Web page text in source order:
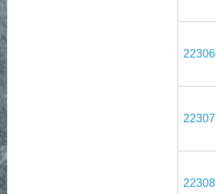
22306
22307
22308